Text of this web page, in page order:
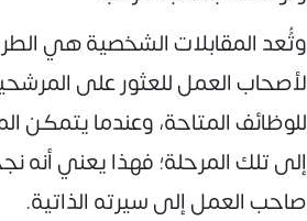
وتًُعد المقابلات الشخصية هي
لأصحاب العمل للعثور على
للوظائف المتاحة، وعندما يتمكن
إلى تلك المرحلة؛ فهذا يعني أنه
صاحب العمل إلى سيرته الذاتية.